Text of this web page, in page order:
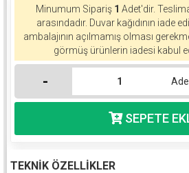
Minumum Sipariş 1 Adet'dir.
arasındadır. Duvar kağıdının iade
ambalajının açılmamış olması
görmüş ürünlerin iadesi kabul
-
TEKNIK ÖZELLIKLER